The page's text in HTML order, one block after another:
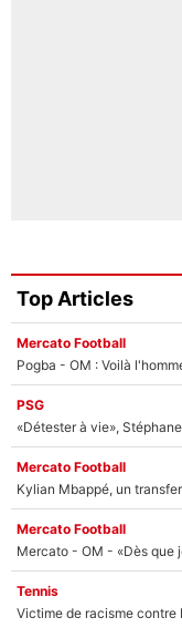
Top Articles
Mercato Football
Pogba - OM : Voilà
PSG
«Détester à vie»,
Mercato Football
Kylian Mbappé, un
Mercato Football
Tennis